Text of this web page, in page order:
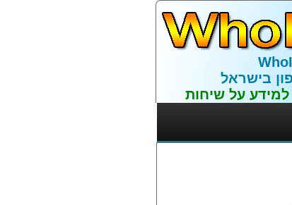
בישראל
על שיחות